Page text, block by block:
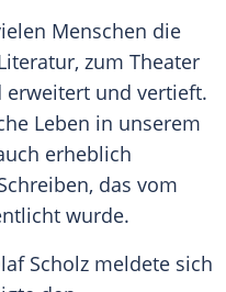
Menschen die
zum Theater
erweitert und vertieft.
Leben in unserem
erheblich
das vom
wurde.
Scholz meldete sich